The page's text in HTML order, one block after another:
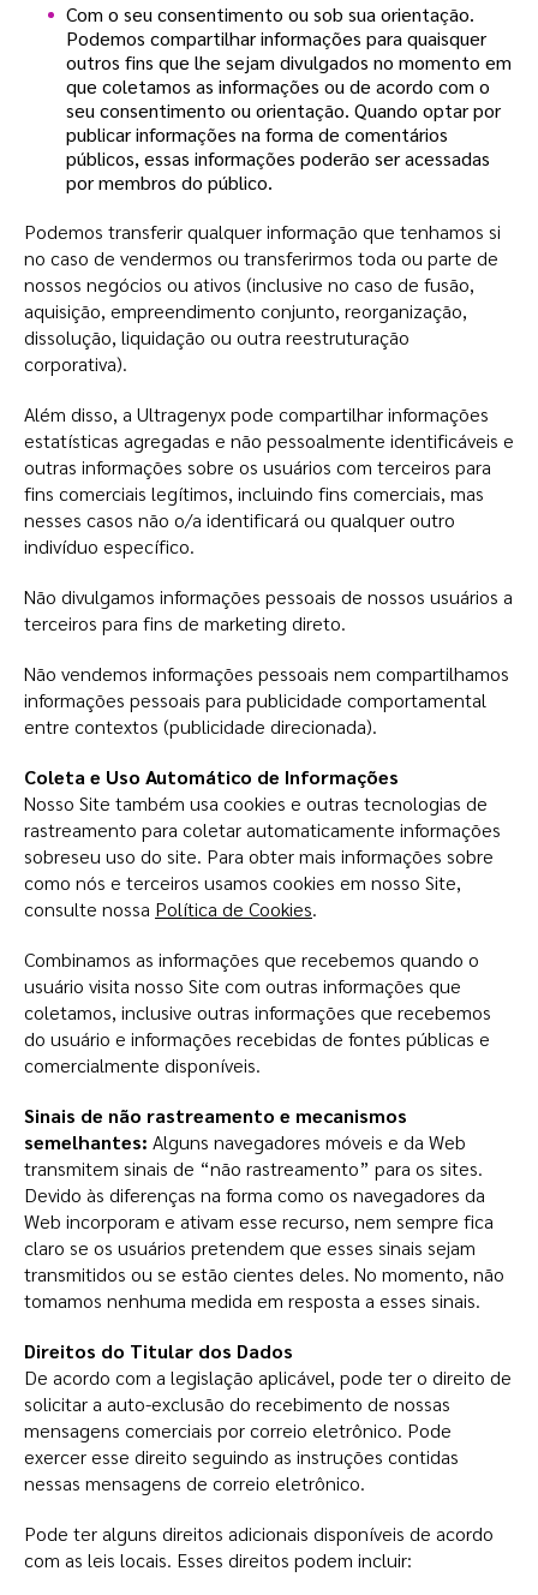
Com o seu consentimento ou sob sua orientação.
Podemos compartilhar informações para quaisquer
outros fins que lhe sejam divulgados no momento em
que coletamos as informações ou de acordo com o
seu consentimento ou orientação. Quando optar por
publicar informações na forma de comentários
públicos, essas informações poderão ser acessadas
por membros do público.
Podemos transferir qualquer informação que tenhamos si
no caso de vendermos ou transferirmos toda ou parte de
nossos negócios ou ativos (inclusive no caso de fusão,
aquisição, empreendimento conjunto, reorganização,
dissolução, liquidação ou outra reestruturação
corporativa).
Além disso, a Ultragenyx pode compartilhar informações
estatísticas agregadas e não pessoalmente identificáveis e
outras informações sobre os usuários com terceiros para
fins comerciais legítimos, incluindo fins comerciais, mas
nesses casos não o/a identificará ou qualquer outro
indivíduo específico.
Não divulgamos informações pessoais de nossos usuários a
terceiros para fins de marketing direto.
Não vendemos informações pessoais nem compartilhamos
informações pessoais para publicidade comportamental
entre contextos (publicidade direcionada).
Coleta e Uso Automático de Informações
Nosso Site também usa cookies e outras tecnologias de
rastreamento para coletar automaticamente informações
sobreseu uso do site. Para obter mais informações sobre
como nós e terceiros usamos cookies em nosso Site,
consulte nossa Política de Cookies.
Combinamos as informações que recebemos quando o
usuário visita nosso Site com outras informações que
coletamos, inclusive outras informações que recebemos
do usuário e informações recebidas de fontes públicas e
comercialmente disponíveis.
Sinais de não rastreamento e mecanismos
semelhantes: Alguns navegadores móveis e da Web
transmitem sinais de “não rastreamento” para os sites.
Devido às diferenças na forma como os navegadores da
Web incorporam e ativam esse recurso, nem sempre fica
claro se os usuários pretendem que esses sinais sejam
transmitidos ou se estão cientes deles. No momento, não
tomamos nenhuma medida em resposta a esses sinais.
Direitos do Titular dos Dados
De acordo com a legislação aplicável, pode ter o direito de
solicitar a auto-exclusão do recebimento de nossas
mensagens comerciais por correio eletrônico. Pode
exercer esse direito seguindo as instruções contidas
nessas mensagens de correio eletrônico.
Pode ter alguns direitos adicionais disponíveis de acordo
com as leis locais. Esses direitos podem incluir: